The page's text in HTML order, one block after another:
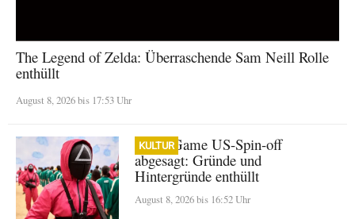
The Legend of Zelda: Überraschende Sam Neill Rolle
enthüllt
August 8, 2026 bis 17:53 Uhr
KULTUR
Squid Game US-Spin-off
abgesagt: Gründe und
Hintergründe enthüllt
August 8, 2026 bis 16:52 Uhr